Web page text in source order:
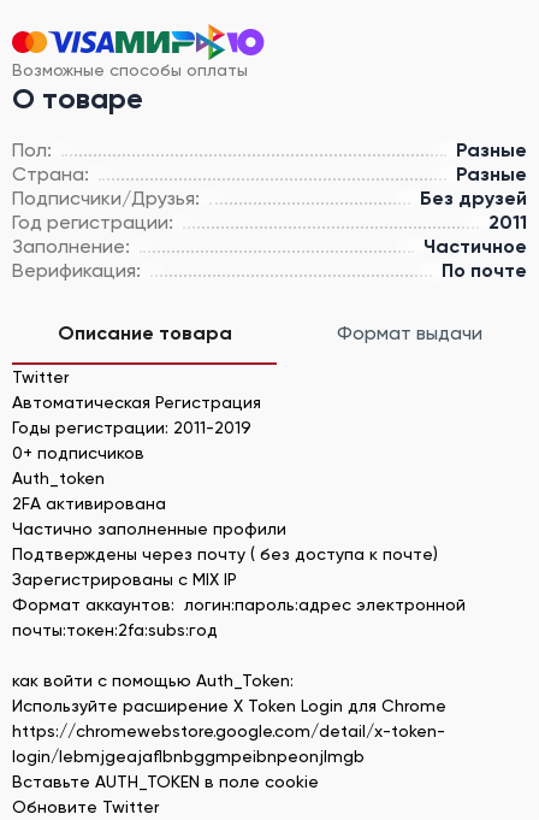
Возможные способы оплаты
О товаре
Пол:
Разные
Страна:
Разные
Подписчики/Друзья:
Без друзей
Год регистрации:
2011
Заполнение:
Частичное
Верификация:
По почте
Описание товара Формат выдачи
Twitter
Автоматическая Регистрация
Годы регистрации: 2011-2019
0+ подписчиков
Auth_token
2FA активирована
Частично заполненные профили
Подтверждены через почту ( без доступа к почте)
Зарегистрированы с MIX IP
Формат аккаунтов: логин:пароль:адрес электронной
почты:токен:2fa:subs:год
как войти с помощью Auth_Token:
Используйте расширение X Token Login для Chrome
https://chromewebstore.google.com/detail/x-token-
login/lebmjgeajaflbnbggmpeibnpeonjlmgb
Вставьте AUTH_TOKEN в поле cookie
Обновите Twitter